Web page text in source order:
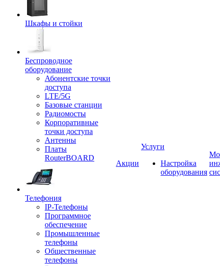
Шкафы и стойки
Беспроводное
оборудование
Абонентские точки
доступа
LTE/5G
Базовые станции
Радиомосты
Корпоративные
точки доступа
Антенны
Платы
RouterBOARD
Телефония
IP-Телефоны
Программное
обеспечение
Промышленные
телефоны
Общественные
телефоны
Акции
Услуги
Настройка
оборудования